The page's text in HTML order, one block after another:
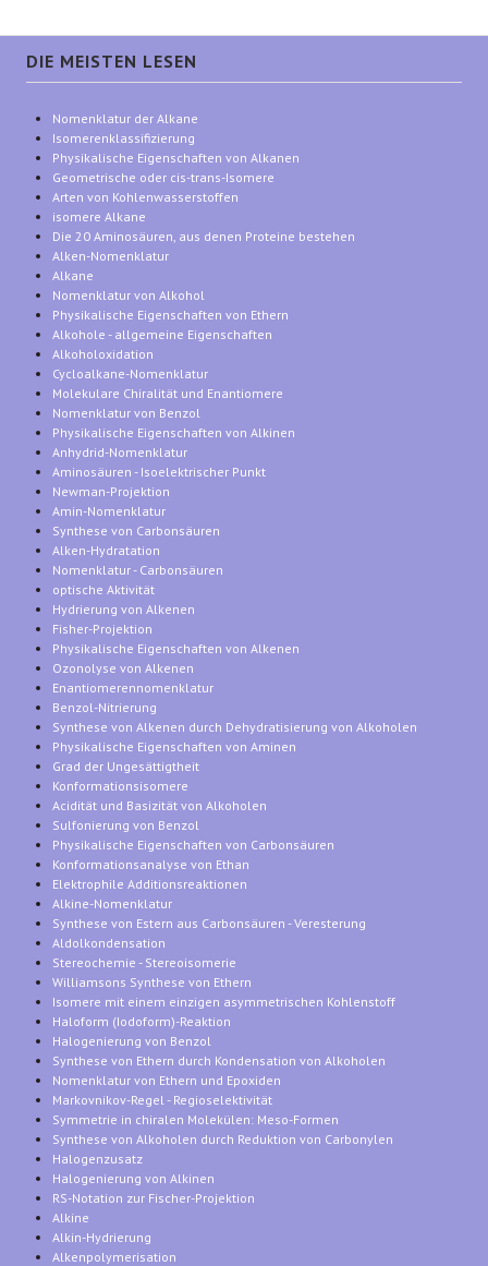
DIE MEISTEN LESEN
Nomenklatur der Alkane
Isomerenklassifizierung
Physikalische Eigenschaften von Alkanen
Geometrische oder cis-trans-Isomere
Arten von Kohlenwasserstoffen
isomere Alkane
Die 20 Aminosäuren, aus denen Proteine bestehen
Alken-Nomenklatur
Alkane
Nomenklatur von Alkohol
Physikalische Eigenschaften von Ethern
Alkohole - allgemeine Eigenschaften
Alkoholoxidation
Cycloalkane-Nomenklatur
Molekulare Chiralität und Enantiomere
Nomenklatur von Benzol
Physikalische Eigenschaften von Alkinen
Anhydrid-Nomenklatur
Aminosäuren - Isoelektrischer Punkt
Newman-Projektion
Amin-Nomenklatur
Synthese von Carbonsäuren
Alken-Hydratation
Nomenklatur - Carbonsäuren
optische Aktivität
Hydrierung von Alkenen
Fisher-Projektion
Physikalische Eigenschaften von Alkenen
Ozonolyse von Alkenen
Enantiomerennomenklatur
Benzol-Nitrierung
Synthese von Alkenen durch Dehydratisierung von Alkoholen
Physikalische Eigenschaften von Aminen
Grad der Ungesättigtheit
Konformationsisomere
Acidität und Basizität von Alkoholen
Sulfonierung von Benzol
Physikalische Eigenschaften von Carbonsäuren
Konformationsanalyse von Ethan
Elektrophile Additionsreaktionen
Alkine-Nomenklatur
Synthese von Estern aus Carbonsäuren - Veresterung
Aldolkondensation
Stereochemie - Stereoisomerie
Williamsons Synthese von Ethern
Isomere mit einem einzigen asymmetrischen Kohlenstoff
Haloform (Iodoform)-Reaktion
Halogenierung von Benzol
Synthese von Ethern durch Kondensation von Alkoholen
Nomenklatur von Ethern und Epoxiden
Markovnikov-Regel - Regioselektivität
Symmetrie in chiralen Molekülen: Meso-Formen
Synthese von Alkoholen durch Reduktion von Carbonylen
Halogenzusatz
Halogenierung von Alkinen
RS-Notation zur Fischer-Projektion
Alkine
Alkin-Hydrierung
Alkenpolymerisation